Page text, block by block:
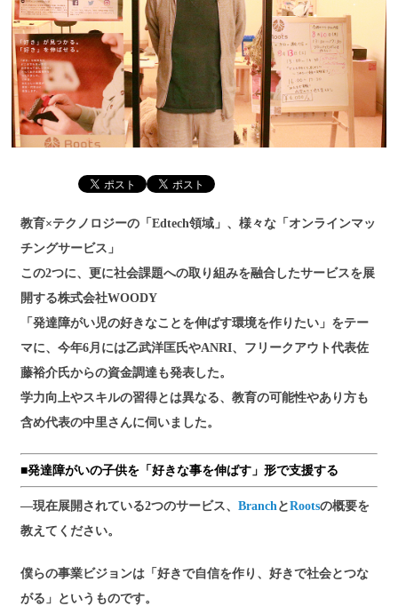
教育×テクノロジーの「Edtech領域」、様々な「オンラインマッ
チングサービス」
この2つに、更に社会課題への取り組みを融合したサービスを展
開する株式会社WOODY
「発達障がい児の好きなことを伸ばす環境を作りたい」をテー
マに、今年6月には乙武洋匡氏やANRI、フリークアウト代表佐
藤裕介氏からの資金調達も発表した。
学力向上やスキルの習得とは異なる、教育の可能性やあり方も
含め代表の中里さんに伺いました。
■発達障がいの子供を「好きな事を伸ばす」形で支援する
―現在展開されている2つのサービス、Branch とRootsの概要を
教えてください。
僕らの事業ビジョンは「好きで自信を作り、好きで社会とつな
がる」というものです。